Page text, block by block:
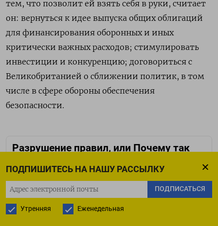
ПОДПИШИТЕСЬ НА НАШУ РАССЫЛКУ
ПОДПИСАТЬСЯ
Утренняя Еженедельная
тем, что позволит ей взять себя в руки, считает
он: вернуться к идее выпуска общих облигаций
для финансирования оборонных и иных
критически важных расходов; стимулировать
инвестиции и конкуренцию; договориться с
Великобританией о сближении политик, в том
числе в сфере обороны обеспечения
безопасности.
Разрушение правил, или Почему так
ПОДПИСАТЬСЯ НА ТЕЛЕГРАМ